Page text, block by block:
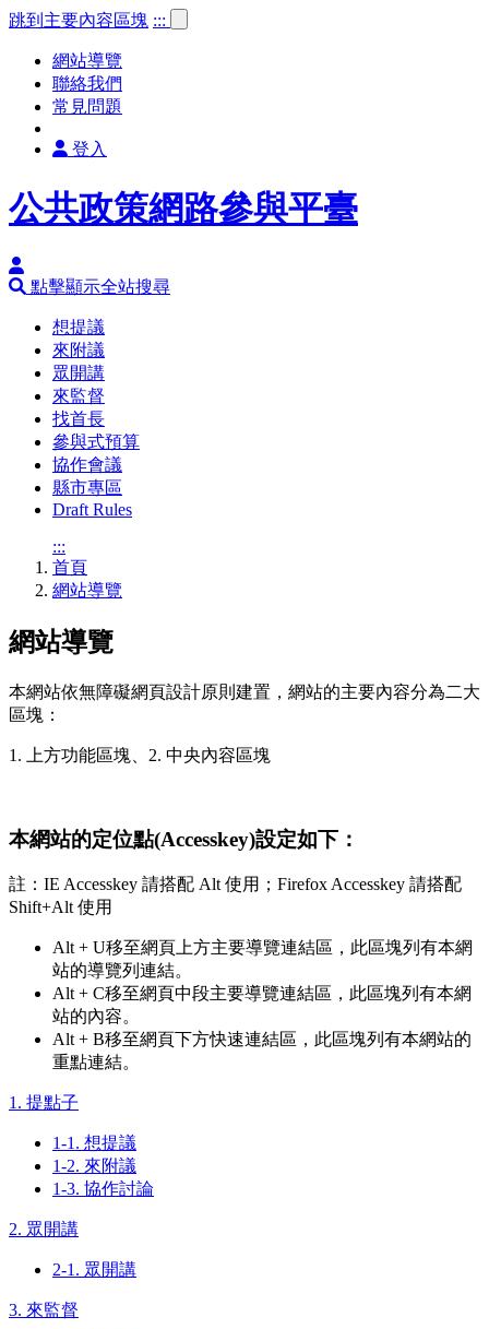
跳到主要內容區塊 :::
網站導覽
聯絡我們
常見問題
登入
公共政策網路參與平臺
點擊顯示全站搜尋
想提議
來附議
眾開講
來監督
找首長
參與式預算
協作會議
縣市專區
Draft Rules
:::
首頁
網站導覽
網站導覽
本網站依無障礙網頁設計原則建置，網站的主要內容分為二大
區塊：
1. 上方功能區塊、2. 中央內容區塊
本網站的定位點(Accesskey)設定如下：
註：IE Accesskey 請搭配 Alt 使用；Firefox Accesskey 請搭配
Shift+Alt 使用
Alt + U移至網頁上方主要導覽連結區，此區塊列有本網
站的導覽列連結。
Alt + C移至網頁中段主要導覽連結區，此區塊列有本網
站的內容。
Alt + B移至網頁下方快速連結區，此區塊列有本網站的
重點連結。
1. 提點子
1-1. 想提議
1-2. 來附議
1-3. 協作討論
2. 眾開講
2-1. 眾開講
3. 來監督